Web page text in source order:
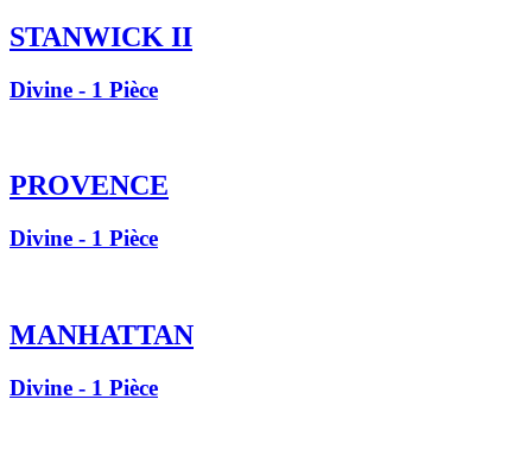
STANWICK II
Divine - 1 Pièce
PROVENCE
Divine - 1 Pièce
MANHATTAN
Divine - 1 Pièce